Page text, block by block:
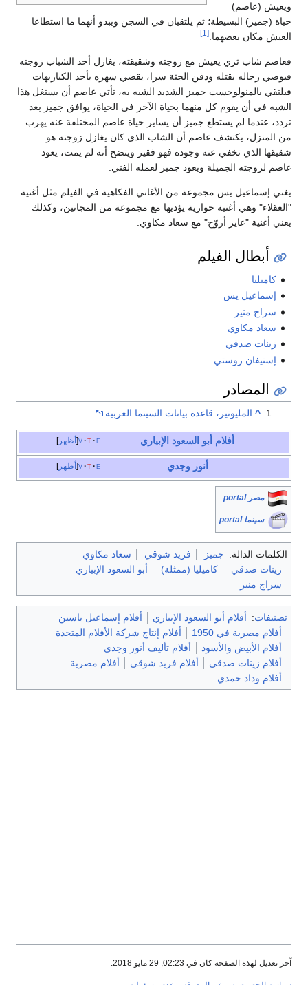
ويعيش (عاصم)
حياة (جميز) البسيطة؛ ثم يلتقيان في السجن ويبدو أنهما ما استطاعا
العيش مكان بعضهما.[1]
فعاصم شاب ثري يعيش مع زوجته وشقيقته، يغازل أحد الشباب زوجته
فيوصي رجاله بقتله ودفن الجثة سرا، يقضي سهره بأحد الكباريهات
فيلتقي بالمنولوجست جميز الشديد الشبه به، تأتي عاصم أن يستغل هذا
الشبه في أن يقوم كل منهما بحياة الآخر في الحياة، يوافق جميز بعد
تردد، عندما لم يستطع جميز أن يساير حياة عاصم المختلفة عنه يهرب
من المنزل، يكتشف عاصم أن الشاب الذي كان يغازل زوجته هو
شقيقها الذي تخفي عنه وجوده فهو فقير ويتضح أنه لم يمت، يعود
عاصم لزوجته الجميلة ويعود جميز لعمله الفني.
يغني إسماعيل يس مجموعة من الأغاني الفكاهية في الفيلم مثل أغنية
"العقلاء" وهي أغنية حوارية يؤديها مع مجموعة من المجانين، وكذلك
يعني أغنية "عايز أروّح" مع سعاد مكاوي.
أبطال الفيلم
كاميليا
إسماعيل يس
سراج منير
سعاد مكاوي
زينات صدقي
إستيفان روستي
المصادر
^ المليونير، قاعدة بيانات السينما العربية
أظهر v t e أفلام أبو السعود الإبياري
أظهر v t e أنور وجدي
مصر portal
سينما portal
الكلمات الدالة: جميز فريد شوقي
سعاد مكاوي
زينات صدقي
كاميليا (ممثلة)
أبو السعود الإبياري
سراج منير
تصنيفات: أفلام أبو السعود الإبياري
أفلام إسماعيل ياسين
أفلام مصرية في 1950
أفلام إنتاج شركة الأفلام المتحدة
أفلام الأبيض والأسود
أفلام تأليف أنور وجدي
أفلام زينات صدقي
أفلام فريد شوقي
أفلام مصرية
أفلام وداد حمدي
آخر تعديل لهذه الصفحة كان في 02:23, 29 مايو 2018.